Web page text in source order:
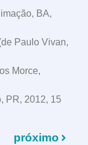
BA,
Paulo Vivan,
Morce,
PR, 2012, 15
próximo